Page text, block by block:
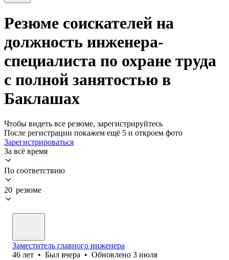
Резюме соискателей на
должность инженера-
специалиста по охране труда
с полной занятостью в
Баклашах
Чтобы видеть все резюме, зарегистрируйтесь
После регистрации покажем ещё 5 и откроем фото
Зарегистрироваться
За всё время
По соответствию
20 резюме
Заместитель главного инженера
46 лет • Был вчера • Обновлено 3 июля